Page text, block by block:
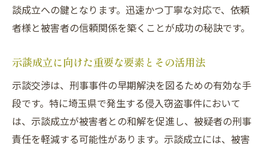
談成立への鍵となります。迅速かつ丁寧な対応で、依頼
者様と被害者の信頼関係を築くことが成功の秘訣です。
示談成立に向けた重要な要素とその活用法
示談交渉は、刑事事件の早期解決を図るための有効な手
段です。特に埼玉県で発生する侵入窃盗事件において
は、示談成立が被害者との和解を促進し、被疑者の刑事
責任を軽減する可能性があります。示談成立には、被害